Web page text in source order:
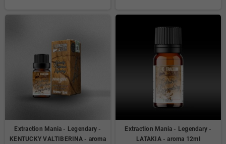
Extraction Mania - Legendary -
KENTUCKY VALTIBERINA - aroma
Extraction Mania - Legendary -
LATAKIA - aroma 12ml